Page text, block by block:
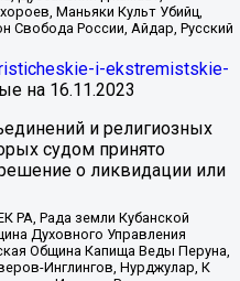
Маньяки Культ Убийц,
Свобода России, Айдар, Русский
i-ekstremistskie-
на 16.11.2023
и религиозных
судом принято
о ликвидации или
РА, Рада земли Кубанской
Духовного Управления
Община Капища Веды Перуна,
Инглингов, Нурджулар, К